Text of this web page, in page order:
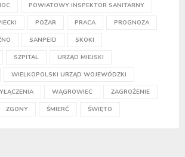
POWIATOWY INSPEKTOR SANITARNY
POŻAR PRACA PROGNOZA
SANPEID SKOKI
SZPITAL URZĄD MIEJSKI
WIELKOPOLSKI URZĄD WOJEWÓDZKI
WĄGROWIEC ZAGROŻENIE
ZGONY ŚMIERĆ ŚWIĘTO